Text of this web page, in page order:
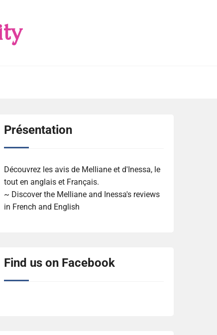
Présentation
Découvrez les avis de Melliane et d'Inessa, le
tout en anglais et Français.
~ Discover the Melliane and Inessa's reviews
in French and English
Find us on Facebook